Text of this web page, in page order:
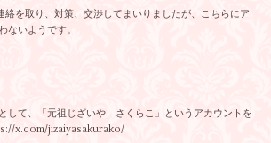
絡を取り、対策、交渉してまいりましたが、こちらにア
ないようです。
して、「元祖じざいや さくらこ」というアカウントを
x.com/jizaiyasakurako/